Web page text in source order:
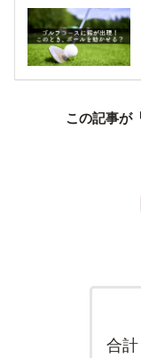
この記事が
合計